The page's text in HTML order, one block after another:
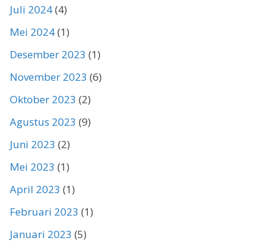
Juli 2024(4)
Mei 2024(1)
Desember 2023 (1)
November 2023 (6)
Oktober 2023 (2)
Agustus 2023 (9)
Juni 2023 (2)
Mei 2023 (1)
April 2023 (1)
Februari 2023 (1)
Januari 2023 (5)